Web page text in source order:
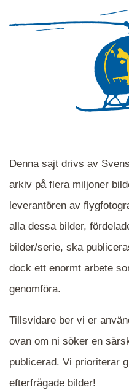
När du ser blåa, röda
en serie i varje. Dra i
närmare det område
mappen.
Denna sajt drivs av
arkiv på flera miljoner
leverantören av
alla dessa bilder,
bilder/serie, ska
dock ett enormt arbete
genomföra.
Tillsvidare ber vi er
ovan om ni söker en
publicerad. Vi prioriterar
efterfrågade bilder!